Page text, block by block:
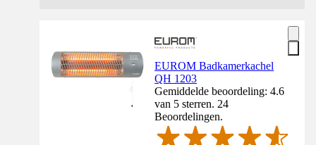
EUROM Badkamerkachel
QH 1203
Gemiddelde beoordeling: 4.6
van 5 sterren. 24
Beoordelingen.